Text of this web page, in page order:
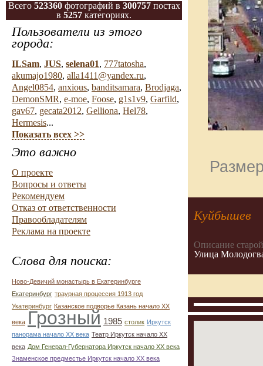
Всего 523360фотографий в 300757постах
в 5257 категориях.
Пользователи из этого
города:
ILSam, JUS, selena01, 777tatosha,
akumajo1980, alla1411@yandex.ru,
Angel0854, anxious, banditsamara, Brodjaga,
DemonSMR, e-moe, Foose, g1s1v9, Garfild,
gav67, gecata2012, Gelliona, Hel78,
Hermesis...
Показать всех >>
Это важно
О проекте
Вопросы и ответы
Рекомендуем
Отказ от ответственности
Правообладателям
Реклама на проекте
Слова для поиска:
Ново-Девичий монастырь в Екатеринбурге
Екатеринбург траурная процессия 1913 год
Укатеринбург Казанское подворье Казань начало ХХ
века Грозный 1985 столик Иркутск
панорама начало ХХ века Театр Иркутск начало ХХ
века Дом Генерал-Губернатора Иркутск начало ХХ века
Знаменское предместье Иркутск начало ХХ века
Куйбышев
Описание
Улица